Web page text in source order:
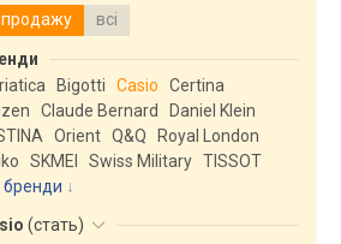
продажу всі
Bigotti Casio
Certina
Claude Bernard
Daniel Klein
Orient Q&Q
Royal London
SKMEI Swiss Military TISSOT
бренди
(стать)